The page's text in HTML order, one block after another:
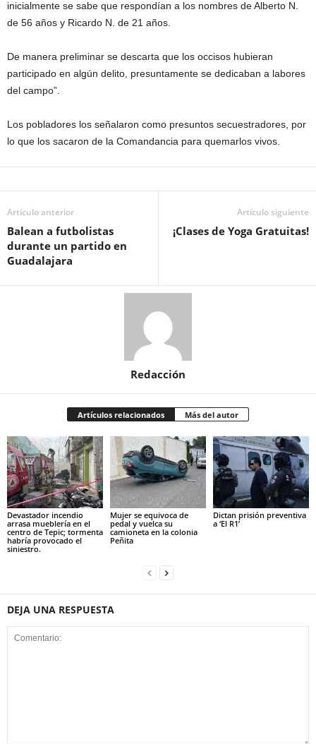
inicialmente se sabe que respondían a los nombres de Alberto N.
de 56 años y Ricardo N. de 21 años.
De manera preliminar se descarta que los occisos hubieran
participado en algún delito, presuntamente se dedicaban a labores
del campo”.
Los pobladores los señalaron como presuntos secuestradores, por
lo que los sacaron de la Comandancia para quemarlos vivos.
Artículo anterior
Balean a futbolistas
durante un partido en
Guadalajara
Artículo siguiente
¡Clases de Yoga Gratuitas!
Redacción
Artículos relacionados Más del autor
Devastador incendio
arrasa mueblería en el
centro de Tepic; tormenta
habría provocado el
siniestro.
Mujer se equivoca de
pedal y vuelca su
camioneta en la colonia
Peñita
Dictan prisión preventiva
a ‘El R1’
DEJA UNA RESPUESTA